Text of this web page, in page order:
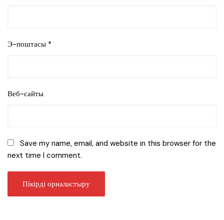
Э-поштасы *
Веб-сайты
Save my name, email, and website in this browser for the
next time I comment.